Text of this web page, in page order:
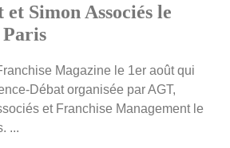
Simon Associés le
Paris
Magazine le 1er août qui
Débat organisée par AGT,
et Franchise Management le
...